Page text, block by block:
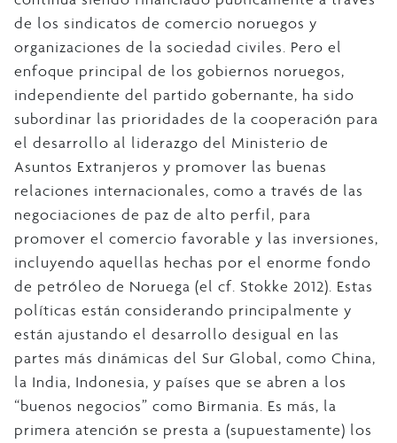
de los sindicatos de comercio noruegos y
organizaciones de la sociedad civiles. Pero el
enfoque principal de los gobiernos noruegos,
independiente del partido gobernante, ha sido
subordinar las prioridades de la cooperación para
el desarrollo al liderazgo del Ministerio de
Asuntos Extranjeros y promover las buenas
relaciones internacionales, como a través de las
negociaciones de paz de alto perfil, para
promover el comercio favorable y las inversiones,
incluyendo aquellas hechas por el enorme fondo
de petróleo de Noruega (el cf. Stokke 2012). Estas
políticas están considerando principalmente y
están ajustando el desarrollo desigual en las
partes más dinámicas del Sur Global, como China,
la India, Indonesia, y países que se abren a los
“buenos negocios” como Birmania. Es más, la
primera atención se presta a (supuestamente) los